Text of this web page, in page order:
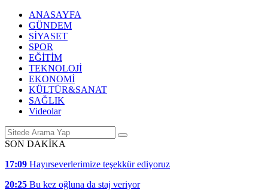
ANASAYFA
GÜNDEM
SİYASET
SPOR
EĞİTİM
TEKNOLOJİ
EKONOMİ
KÜLTÜR&SANAT
SAĞLIK
Videolar
SON DAKİKA
17:09 Hayırseverlerimize teşekkür ediyoruz
20:25 Bu kez oğluna da staj veriyor